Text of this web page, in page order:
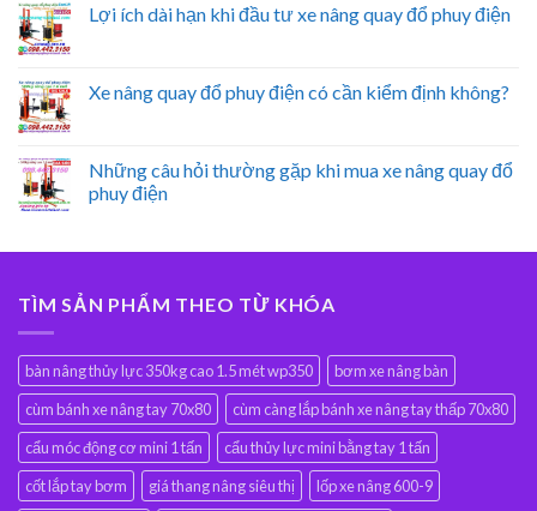
Lợi ích dài hạn khi đầu tư xe nâng quay đổ phuy điện
Xe nâng quay đổ phuy điện có cần kiểm định không?
Những câu hỏi thường gặp khi mua xe nâng quay đổ
phuy điện
TÌM SẢN PHẨM THEO TỪ KHÓA
bàn nâng thủy lực 350kg cao 1.5 mét wp350
bơm xe nâng bàn
cùm bánh xe nâng tay 70x80
cùm càng lắp bánh xe nâng tay thấp 70x80
cẩu móc động cơ mini 1 tấn
cẩu thủy lực mini bằng tay 1 tấn
cốt lắp tay bơm
giá thang nâng siêu thị
lốp xe nâng 600-9